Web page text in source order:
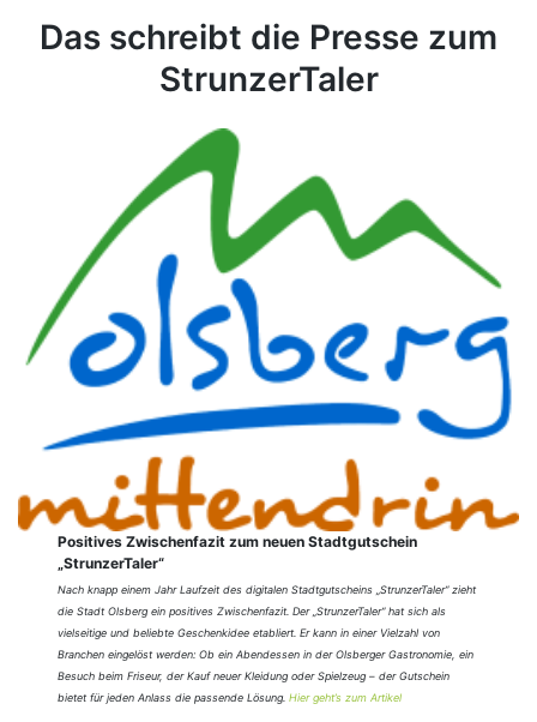
Das schreibt die Presse zum
StrunzerTaler
Positives Zwischenfazit zum neuen Stadtgutschein
„StrunzerTaler“
Nach knapp einem Jahr Laufzeit des digitalen Stadtgutscheins „StrunzerTaler“ zieht
die Stadt Olsberg ein positives Zwischenfazit. Der „StrunzerTaler“ hat sich als
vielseitige und beliebte Geschenkidee etabliert. Er kann in einer Vielzahl von
Branchen eingelöst werden: Ob ein Abendessen in der Olsberger Gastronomie, ein
Besuch beim Friseur, der Kauf neuer Kleidung oder Spielzeug – der Gutschein
bietet für jeden Anlass die passende Lösung. Hier geht’s zum Artikel